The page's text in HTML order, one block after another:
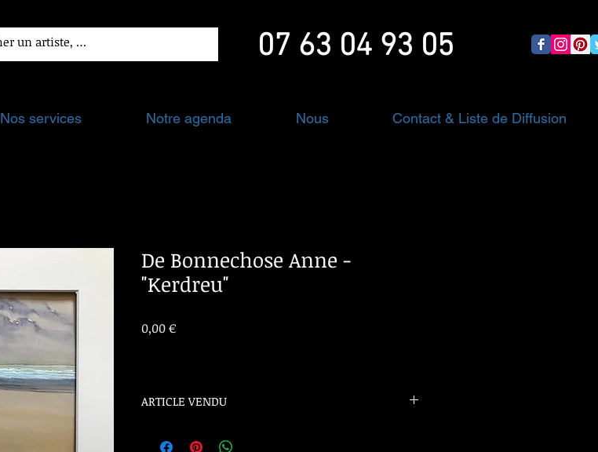
07 63 04 93 05
Nos services Notre agenda Nous Contact & Liste de Diffusion
De Bonnechose Anne -
"Kerdreu"
0,00 €Prix
ARTICLE VENDU